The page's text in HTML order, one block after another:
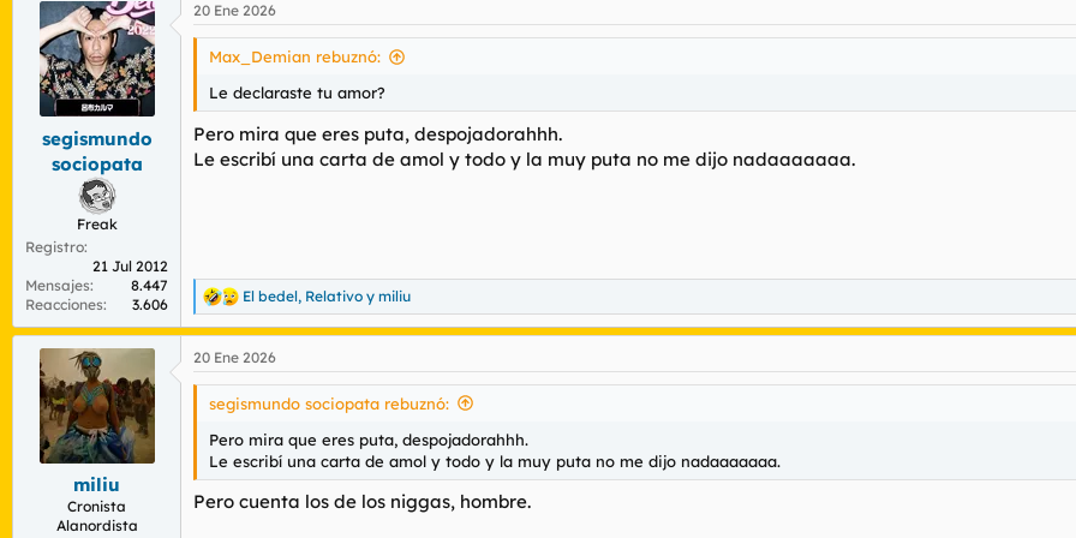
segismundo
sociopata
Freak
Registro
21 Jul 2012
Mensajes
8.447
Reacciones
3.606
20 Ene 2026
Max_Demian rebuznó:
Le declaraste tu amor?
Pero mira que eres puta, despojadorahhh.
Le escribí una carta de amol y todo y la muy puta no me dijo nadaaaaaaa.
R
e
a
c
c
s
:
El bedel, Relativo y miliu
miliu
Cronista
Alanordista
20 Ene 2026
segismundo sociopata rebuznó:
Pero mira que eres puta, despojadorahhh.
Le escribí una carta de amol y todo y la muy puta no me dijo nadaaaaaaa.
Pero cuenta los de los niggas, hombre.